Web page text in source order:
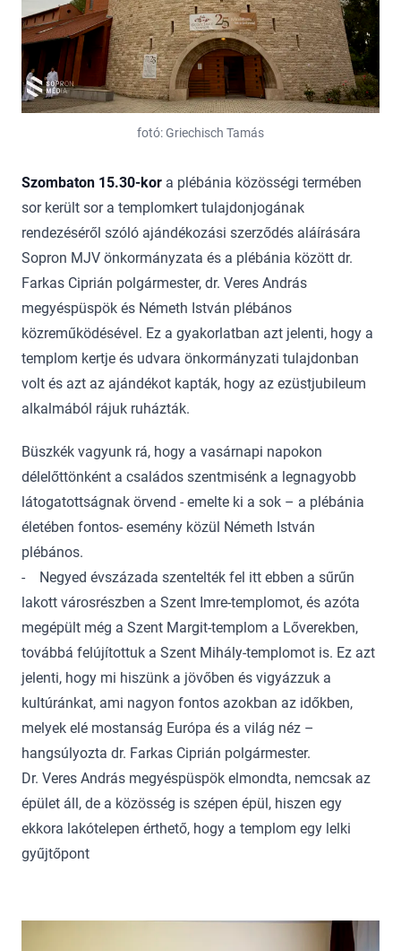
fotó: Griechisch Tamás
Szombaton 15.30-kor a plébánia közösségi termében
sor került sor a templomkert tulajdonjogának
rendezéséről szóló ajándékozási szerződés aláírására
Sopron MJV önkormányzata és a plébánia között dr.
Farkas Ciprián polgármester, dr. Veres András
megyéspüspök és Németh István plébános
közreműködésével. Ez a gyakorlatban azt jelenti, hogy a
templom kertje és udvara önkormányzati tulajdonban
volt és azt az ajándékot kapták, hogy az ezüstjubileum
alkalmából rájuk ruházták.
Büszkék vagyunk rá, hogy a vasárnapi napokon
délelőttönként a családos szentmisénk a legnagyobb
látogatottságnak örvend - emelte ki a sok – a plébánia
életében fontos- esemény közül Németh István
plébános.
- Negyed évszázada szentelték fel itt ebben a sűrűn
lakott városrészben a Szent Imre-templomot, és azóta
megépült még a Szent Margit-templom a Lőverekben,
továbbá felújítottuk a Szent Mihály-templomot is. Ez azt
jelenti, hogy mi hiszünk a jövőben és vigyázzuk a
kultúránkat, ami nagyon fontos azokban az időkben,
melyek elé mostanság Európa és a világ néz –
hangsúlyozta dr. Farkas Ciprián polgármester.
Dr. Veres András megyéspüspök elmondta, nemcsak az
épület áll, de a közösség is szépen épül, hiszen egy
ekkora lakótelepen érthető, hogy a templom egy lelki
gyűjtőpont